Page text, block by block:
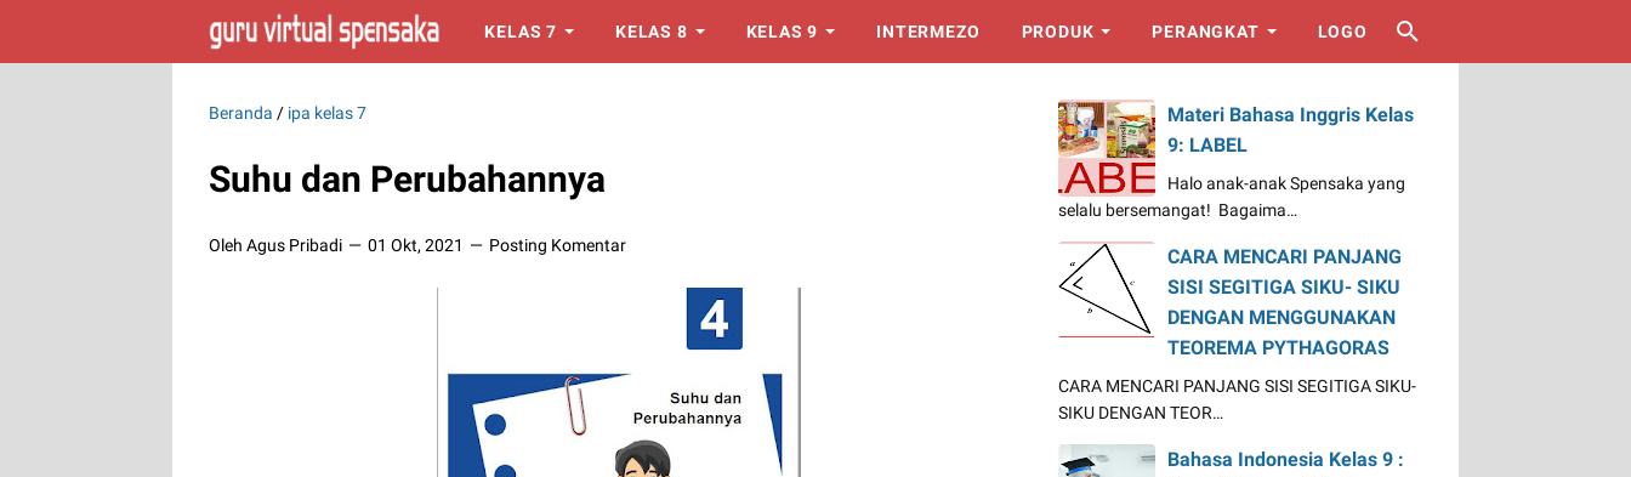
KELAS 7 KELAS 8 KELAS 9 INTERMEZO PRODUK PERANGKAT LOGO
Beranda / ipa kelas 7
Suhu dan Perubahannya
Oleh Agus Pribadi 01 Okt, 2021 Posting Komentar
Materi Bahasa Inggris Kelas
9: LABEL
Halo anak-anak Spensaka yang
selalu bersemangat! Bagaima…
CARA MENCARI PANJANG
SISI SEGITIGA SIKU- SIKU
DENGAN MENGGUNAKAN
TEOREMA PYTHAGORAS
CARA MENCARI PANJANG SISI SEGITIGA SIKU-
SIKU DENGAN TEOR…
Bahasa Indonesia Kelas 9 :